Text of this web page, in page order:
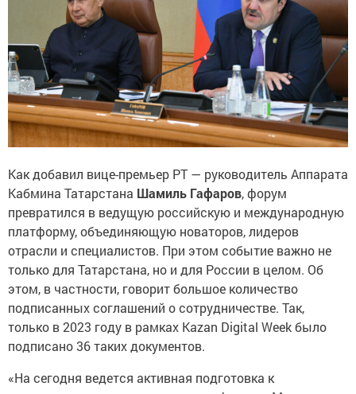
Как добавил вице-премьер РТ — руководитель Аппарата
Кабмина Татарстана Шамиль Гафаров, форум
превратился в ведущую российскую и международную
платформу, объединяющую новаторов, лидеров
отрасли и специалистов. При этом событие важно не
только для Татарстана, но и для России в целом. Об
этом, в частности, говорит большое количество
подписанных соглашений о сотрудничестве. Так,
только в 2023 году в рамках Kazan Digital Week было
подписано 36 таких документов.
«На сегодня ведется активная подготовка к